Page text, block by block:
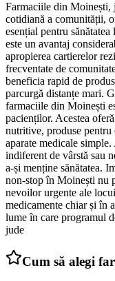
Farmaciile din Moinești,
cotidiană a comunității,
esențial pentru
este un avantaj
apropierea cartierelor
frecventate de
beneficia rapid de
parcurgă distanțe mari.
farmaciile din Moinești
pacienților. Acestea
nutritive, produse
aparate medicale
indiferent de vârstă sau
a-și menține sănătatea.
non-stop în Moinești nu
nevoilor urgente ale
medicamente chiar și în
lume în care programul
jude
Cum să alegi